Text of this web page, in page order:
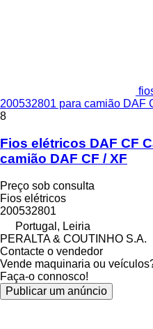
200532801 para camião DAF
8
Fios elétricos DAF CF
camião DAF CF / XF
Preço sob consulta
Fios elétricos
200532801
Portugal, Leiria
PERALTA & COUTINHO S.A.
Contacte o vendedor
Vende maquinaria ou
Faça-o connosco!
Publicar um anúncio